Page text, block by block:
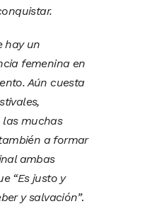
hay un
femenina en
Aún cuesta
muchas
a formar
ambas
“Es justo y
y salvación”.